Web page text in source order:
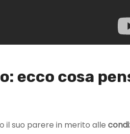
ecco cosa
il suo parere in merito alle